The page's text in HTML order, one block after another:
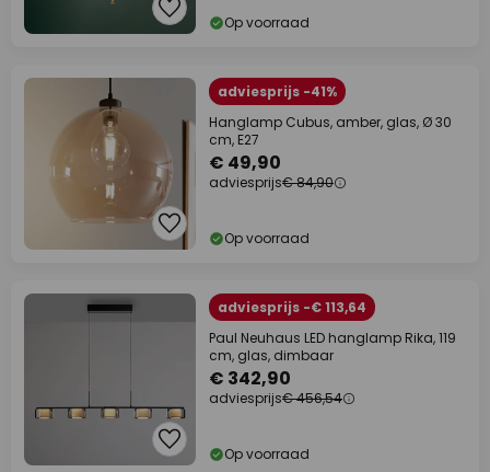
Op voorraad
adviesprijs -41%
Hanglamp Cubus, amber, glas, Ø 30
cm, E27
€ 49,90
adviesprijs€ 84,90
Op voorraad
adviesprijs -€ 113,64
Paul Neuhaus LED hanglamp Rika, 119
cm, glas, dimbaar
€ 342,90
adviesprijs€ 456,54
Op voorraad